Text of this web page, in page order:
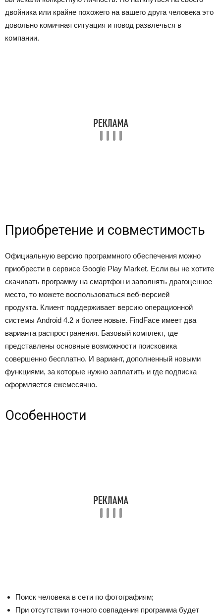
двойника или крайне похожего на вашего друга человека это
довольно комичная ситуация и повод развлечься в
компании.
Приобретение и совместимость
Официальную версию программного обеспечения можно
приобрести в сервисе Google Play Market. Если вы не хотите
скачивать программу на смартфон и заполнять драгоценное
место, то можете воспользоваться веб-версией
продукта. Клиент поддерживает версию операционной
системы Android 4.2 и более новые. FindFace имеет два
варианта распространения. Базовый комплект, где
представлены основные возможности поисковика
совершенно бесплатно. И вариант, дополненный новыми
функциями, за которые нужно заплатить и где подписка
оформляется ежемесячно.
Особенности
Поиск человека в сети по фотографиям;
При отсутствии точного совпадения программа будет